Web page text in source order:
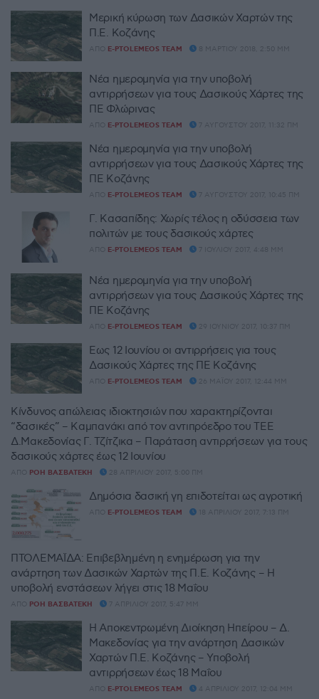
Μερική κύρωση των Δασικών Χαρτών της
Π.Ε. Κοζάνης
ΑΠΌ E-PTOLEMEOS TEAM 8 ΜΑΡΤΊΟΥ 2018, 2:50 ΜΜ
Nέα ημερομηνία για την υποβολή
αντιρρήσεων για τους Δασικούς Χάρτες της
ΠΕ Φλώρινας
ΑΠΌ E-PTOLEMEOS TEAM 7 ΑΥΓΟΎΣΤΟΥ 2017, 11:32 ΠΜ
Nέα ημερομηνία για την υποβολή
αντιρρήσεων για τους Δασικούς Χάρτες της
ΠΕ Κοζάνης
ΑΠΌ E-PTOLEMEOS TEAM 7 ΑΥΓΟΎΣΤΟΥ 2017, 10:45 ΠΜ
Γ. Κασαπίδης: Χωρίς τέλος η οδύσσεια των
πολιτών με τους δασικούς χάρτες
ΑΠΌ E-PTOLEMEOS TEAM 7 ΙΟΥΛΊΟΥ 2017, 4:48 ΜΜ
Nέα ημερομηνία για την υποβολή
αντιρρήσεων για τους Δασικούς Χάρτες της
ΠΕ Κοζάνης
ΑΠΌ E-PTOLEMEOS TEAM 29 ΙΟΥΝΊΟΥ 2017, 10:37 ΠΜ
Έως 12 Ιουνίου οι αντιρρήσεις για τους
Δασικούς Χάρτες της ΠΕ Κοζάνης
ΑΠΌ E-PTOLEMEOS TEAM 26 ΜΑΪ́ΟΥ 2017, 12:44 ΜΜ
Κίνδυνος απώλειας ιδιοκτησιών που χαρακτηρίζονται
“δασικές” – Καμπανάκι από τον αντιπρόεδρο του ΤΕΕ
Δ.Μακεδονίας Γ. Τζίτζικα – Παράταση αντιρρήσεων για τους
δασικούς χάρτες έως 12 Ιουνίου
ΑΠΌ ΡΌΗ ΒΑΣΒΑΤΈΚΗ 28 ΑΠΡΙΛΊΟΥ 2017, 5:00 ΠΜ
Δημόσια δασική γη επιδοτείται ως αγροτική
ΑΠΌ E-PTOLEMEOS TEAM 18 ΑΠΡΙΛΊΟΥ 2017, 7:13 ΠΜ
ΠΤΟΛΕΜΑΪΔΑ: Επιβεβλημένη η ενημέρωση για την
ανάρτηση των Δασικών Χαρτών της Π.Ε. Κοζάνης – Η
υποβολή ενστάσεων λήγει στις 18 Μαΐου
ΑΠΌ ΡΌΗ ΒΑΣΒΑΤΈΚΗ 7 ΑΠΡΙΛΊΟΥ 2017, 5:47 ΜΜ
H Αποκεντρωμένη Διοίκηση Ηπείρου – Δ.
Μακεδονίας για την ανάρτηση Δασικών
Χαρτών Π.Ε. Κοζάνης – Υποβολή
αντιρρήσεων έως 18 Μαΐου
ΑΠΌ E-PTOLEMEOS TEAM 4 ΑΠΡΙΛΊΟΥ 2017, 12:04 ΜΜ